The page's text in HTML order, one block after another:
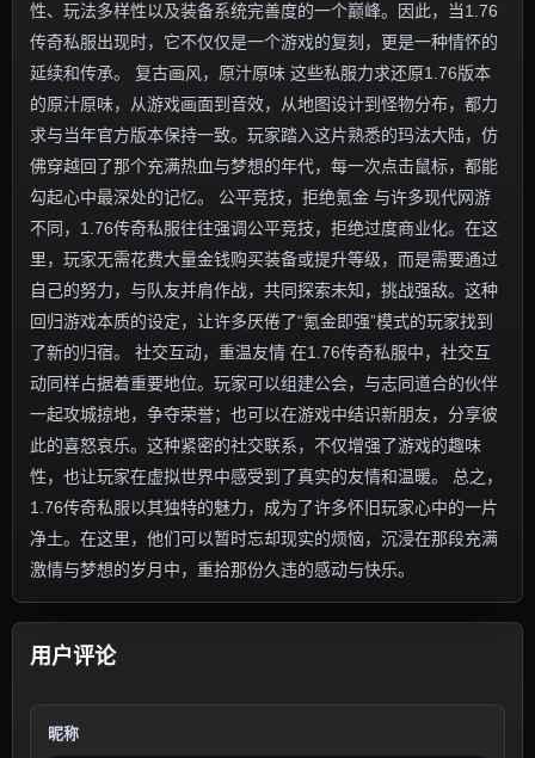
性、玩法多样性以及装备系统完善度的一个巅峰。因此，当1.76
传奇私服出现时，它不仅仅是一个游戏的复刻，更是一种情怀的
延续和传承。 复古画风，原汁原味 这些私服力求还原1.76版本
的原汁原味，从游戏画面到音效，从地图设计到怪物分布，都力
求与当年官方版本保持一致。玩家踏入这片熟悉的玛法大陆，仿
佛穿越回了那个充满热血与梦想的年代，每一次点击鼠标，都能
勾起心中最深处的记忆。 公平竞技，拒绝氪金 与许多现代网游
不同，1.76传奇私服往往强调公平竞技，拒绝过度商业化。在这
里，玩家无需花费大量金钱购买装备或提升等级，而是需要通过
自己的努力，与队友并肩作战，共同探索未知，挑战强敌。这种
回归游戏本质的设定，让许多厌倦了“氪金即强”模式的玩家找到
了新的归宿。 社交互动，重温友情 在1.76传奇私服中，社交互
动同样占据着重要地位。玩家可以组建公会，与志同道合的伙伴
一起攻城掠地，争夺荣誉；也可以在游戏中结识新朋友，分享彼
此的喜怒哀乐。这种紧密的社交联系，不仅增强了游戏的趣味
性，也让玩家在虚拟世界中感受到了真实的友情和温暖。 总之，
1.76传奇私服以其独特的魅力，成为了许多怀旧玩家心中的一片
净土。在这里，他们可以暂时忘却现实的烦恼，沉浸在那段充满
激情与梦想的岁月中，重拾那份久违的感动与快乐。
用户评论
昵称